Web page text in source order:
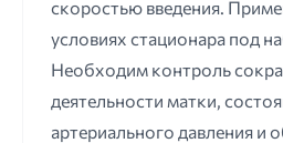
скоростью введения.
условиях стационара под
Необходим контроль
деятельности матки,
артериального давления и